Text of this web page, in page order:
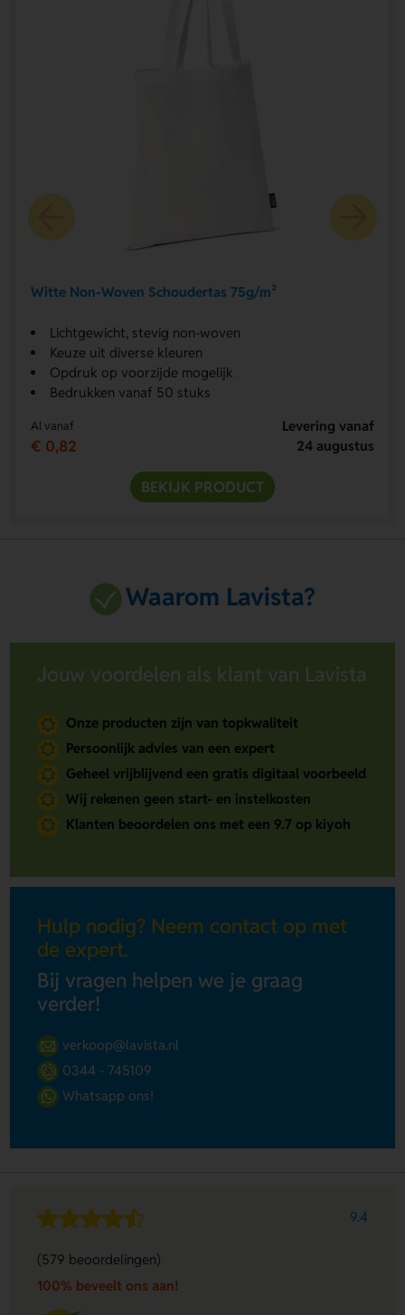
Witte Non-Woven Schoudertas 75g/m²
Lichtgewicht, stevig non-woven
Keuze uit diverse kleuren
Opdruk op voorzijde mogelijk
Bedrukken vanaf 50 stuks
Al vanaf
€ 0,82
Levering vanaf
24 augustus
BEKIJK PRODUCT
Waarom Lavista?
Jouw voordelen als klant van Lavista
Onze producten zijn van topkwaliteit
Persoonlijk advies van een expert
Geheel vrijblijvend een gratis digitaal voorbeeld
Wij rekenen geen start- en instelkosten
Klanten beoordelen ons met een 9.7 op kiyoh
Hulp nodig? Neem contact op met
de expert.
Bij vragen helpen we je graag
verder!
verkoop@lavista.nl
0344 - 745109
Whatsapp ons!
9.4
(579 beoordelingen)
100% beveelt ons aan!